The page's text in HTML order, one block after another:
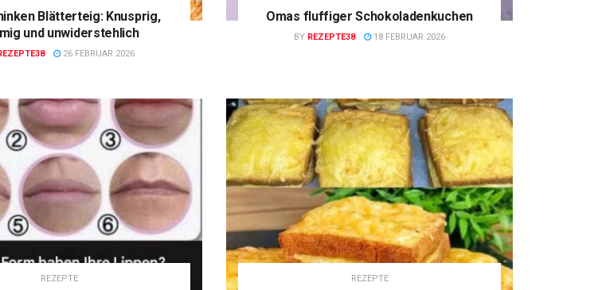
Blätterteig: Knusprig,
und unwiderstehlich
26 FEBRUAR 2026
Omas fluffiger Schokoladenkuchen
BY REZEPTE38 18 FEBRUAR 2026
REZEPTE REZEPTE